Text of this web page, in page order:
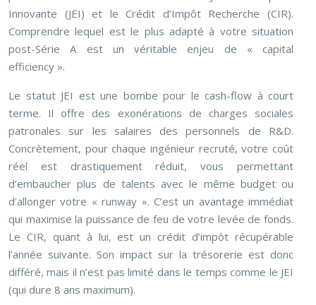
Innovante (JEI) et le Crédit d’Impôt Recherche (CIR).
Comprendre lequel est le plus adapté à votre situation
post-Série A est un véritable enjeu de « capital
efficiency ».
Le statut JEI est une bombe pour le cash-flow à court
terme. Il offre des exonérations de charges sociales
patronales sur les salaires des personnels de R&D.
Concrètement, pour chaque ingénieur recruté, votre coût
réel est drastiquement réduit, vous permettant
d’embaucher plus de talents avec le même budget ou
d’allonger votre « runway ». C’est un avantage immédiat
qui maximise la puissance de feu de votre levée de fonds.
Le CIR, quant à lui, est un crédit d’impôt récupérable
l’année suivante. Son impact sur la trésorerie est donc
différé, mais il n’est pas limité dans le temps comme le JEI
(qui dure 8 ans maximum).